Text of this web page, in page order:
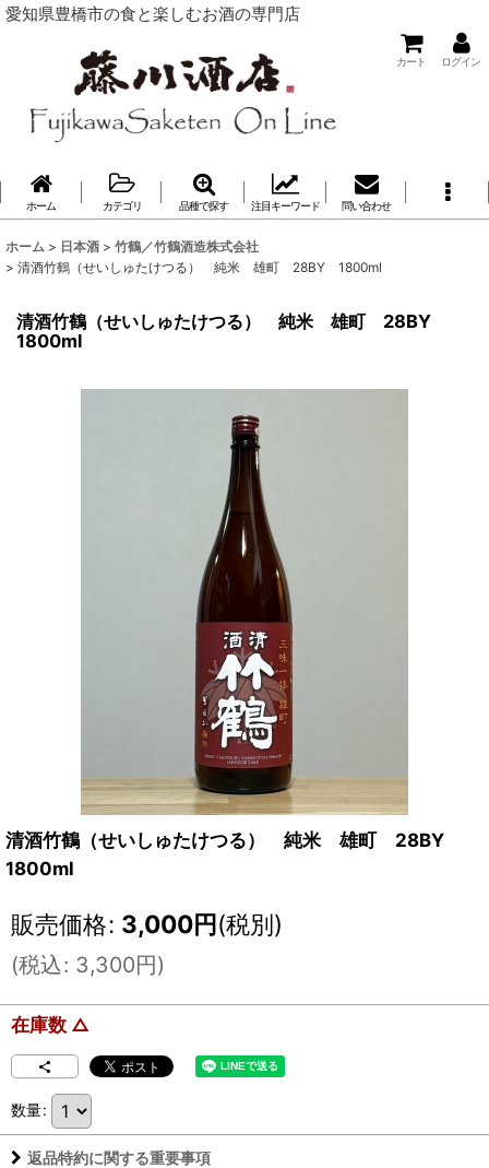
愛知県豊橋市の食と楽しむお酒の専門店
カート ログイン
ホーム カテゴリ 品種で探す 注目キーワード 問い合わせ
ホーム > 日本酒 > 竹鶴／竹鶴酒造株式会社
> 清酒竹鶴（せいしゅたけつる） 純米 雄町 28BY 1800ml
清酒竹鶴（せいしゅたけつる） 純米 雄町 28BY
1800ml
清酒竹鶴（せいしゅたけつる） 純米 雄町 28BY
1800ml
販売価格: 3,000円(税別)
(税込: 3,300円)
在庫数 △
数量:
返品特約に関する重要事項